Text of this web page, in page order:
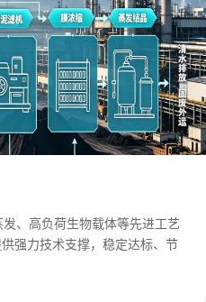
、高负荷生物载体等先进工艺
强力技术支撑，稳定达标、节